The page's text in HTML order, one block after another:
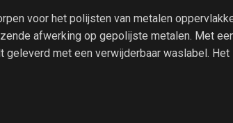
voor het polijsten van metalen
afwerking op gepolijste metalen. Met
met een verwijderbaar waslabel.